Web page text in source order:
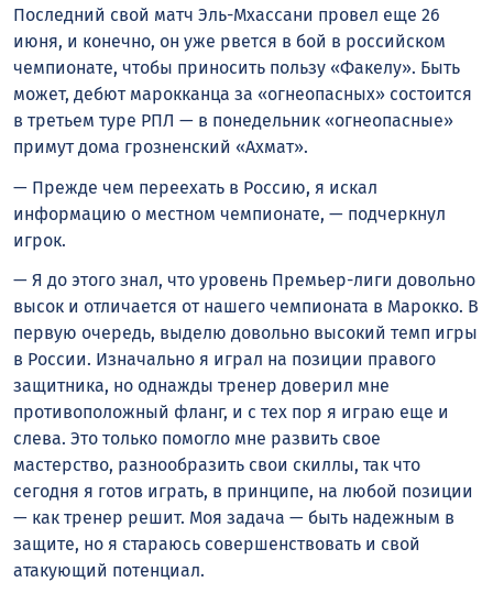
Последний свой матч Эль-Мхассани провел еще 26
июня, и конечно, он уже рвется в бой в российском
чемпионате, чтобы приносить пользу «Факелу». Быть
может, дебют марокканца за «огнеопасных» состоится
в третьем туре РПЛ — в понедельник «огнеопасные»
примут дома грозненский «Ахмат».
— Прежде чем переехать в Россию, я искал
информацию о местном чемпионате, — подчеркнул
игрок.
— Я до этого знал, что уровень Премьер-лиги довольно
высок и отличается от нашего чемпионата в Марокко. В
первую очередь, выделю довольно высокий темп игры
в России. Изначально я играл на позиции правого
защитника, но однажды тренер доверил мне
противоположный фланг, и с тех пор я играю еще и
слева. Это только помогло мне развить свое
мастерство, разнообразить свои скиллы, так что
сегодня я готов играть, в принципе, на любой позиции
— как тренер решит. Моя задача — быть надежным в
защите, но я стараюсь совершенствовать и свой
атакующий потенциал.